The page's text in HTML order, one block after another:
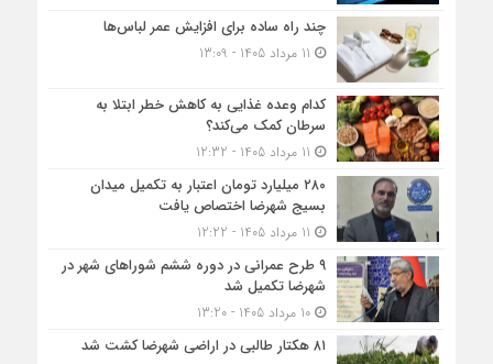
چند راه ساده برای افزایش عمر لباس‌ها
کدام وعده غذایی به کاهش خطر ابتلا به
سرطان کمک می‌کند؟
۲۸۰ میلیارد تومان اعتبار به تکمیل میدان
بسیج شهرضا اختصاص یافت
۹ طرح عمرانی در دوره ششم شوراهای شهر در
شهرضا تکمیل شد
10 مرداد 1405 - 13:20
۸۱ هکتار طالبی در اراضی شهرضا کشت شد